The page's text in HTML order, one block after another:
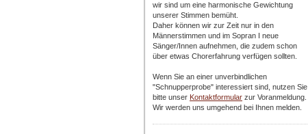
wir sind um eine harmonische Gewichtung
unserer Stimmen bemüht.
Daher können wir zur Zeit nur in den
Männerstimmen und im Sopran I neue
Sänger/Innen aufnehmen, die zudem schon
über etwas Chorerfahrung verfügen sollten.
Wenn Sie an einer unverbindlichen
"Schnupperprobe" interessiert sind, nutzen Sie
bitte unser Kontaktformular zur Voranmeldung.
Wir werden uns umgehend bei Ihnen melden.